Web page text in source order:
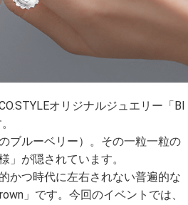
オリジナルジュエリー「Bl
ブルーベリー）。その一粒一粒の
」が隠されています。
かつ時代に左右されない普遍的な
」です。今回のイベントでは、